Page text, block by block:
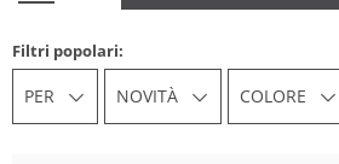
Filtri popolari:
PER NOVITÀ COLORE